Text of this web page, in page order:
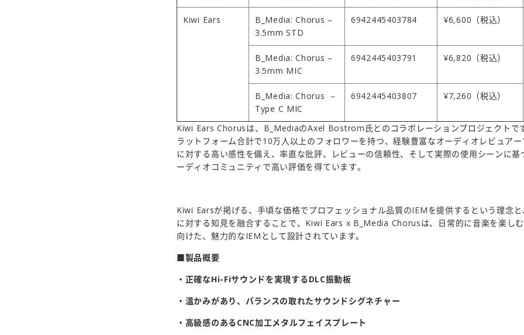
Kiwi Ears
B_Media: Chorus –
3.5mm STD
6942445403784 ¥6,600（税込）
B_Media: Chorus –
3.5mm MIC
6942445403791 ¥6,820（税込）
B_Media: Chorus –
Type C MIC
6942445403807 ¥7,260（税込）
Kiwi Ears Chorusは、B_MediaのAxel Bostrom氏とのコラボレーションプロジェクトで
ラットフォーム合計で10万人以上のフォロワーを持つ、経験豊富なオーディオレビュア
に対する高い感性を備え、率直な批評、レビューの信頼性、そして実際の使用シーンに基
ーディオコミュニティで高い評価を得ています。
Kiwi Earsが掲げる、手頃な価格でプロフェッショナル品質のIEMを提供するという理念
に対する知見を融合することで、Kiwi Ears x B_Media Chorusは、日常的に音楽を楽し
向けた、魅力的なIEMとして設計されています。
■製品概要
・正確なHi-Fiサウンドを実現するDLC振動板
・温かみがあり、バランスの取れたサウンドシグネチャー
・高級感のあるCNC加工メタルフェイスプレート